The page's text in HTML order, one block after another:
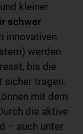
und kleiner
schwer
innovativen
werden
bis die
sicher tragen.
mit dem
die aktive
– auch unter